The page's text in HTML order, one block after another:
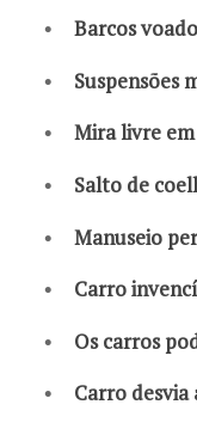
Barcos
Suspensões
Mira livre
Salto de
Manuseio
Carro
Os carros
Carro desvia